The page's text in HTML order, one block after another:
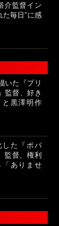
介監督イン
毎日”に感
いた『プリ
監督、好き
と黒澤明作
した『ポパ
監督、権利
ありませ